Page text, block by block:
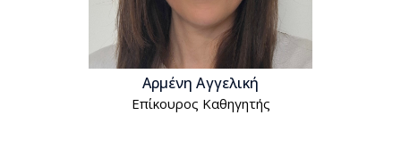
Αρμένη Αγγελική
Επίκουρος Kαθηγητής